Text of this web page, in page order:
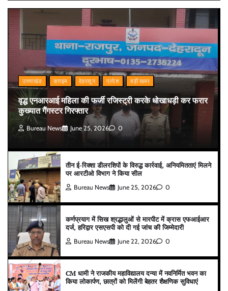
उत्तराखंड क्राइम देहरादून प्रदेश बड़ी खबर
वृद्ध एनआरआई महिला की फर्जी रजिस्ट्री करके धोखाधड़ी कर फरार
कुख्यात गैंगस्टर गिरफ्तार
Bureau News June 25, 2026 0
तीन ई-रिक्शा डीलरशिपों के विरुद्ध कार्रवाई, अनियमितताएं मिलने
पर आरटीओ विभाग ने किया सील
Bureau News June 25, 2026 0
कर्णप्रयाग में सिख श्रद्धालुओं से मारपीट में क्रास एफआईआर
दर्ज, हरिद्वार एसएसपी को दी गई जांच की जिम्मेदारी
Bureau News June 22, 2026 0
CM धामी ने राजकीय महाविद्यालय दन्या में नवनिर्मित भवन का
किया लोकार्पण, छात्रों को मिलेंगी बेहतर शैक्षणिक सुविधाएं